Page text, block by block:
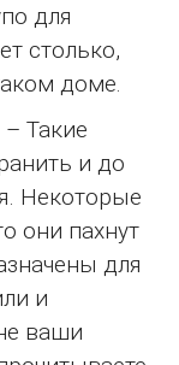
для
столько,
доме.
Такие
и до
Некоторые
они пахнут
для
и
ваши